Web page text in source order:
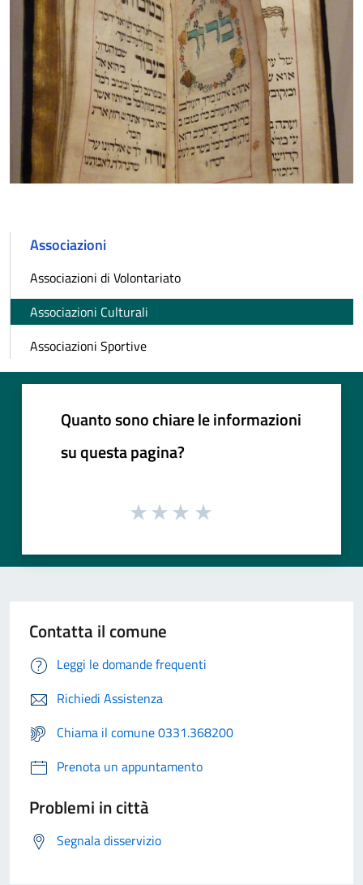
Associazioni
Associazioni di Volontariato
Associazioni Culturali
Associazioni Sportive
Quanto sono chiare le informazioni
su questa pagina?
Contatta il comune
Leggi le domande frequenti
Richiedi Assistenza
Chiama il comune 0331.368200
Prenota un appuntamento
Problemi in città
Segnala disservizio